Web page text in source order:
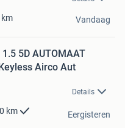
km Vandaag
5D AUTOMAAT
Airco Aut
Details
km Eergisteren